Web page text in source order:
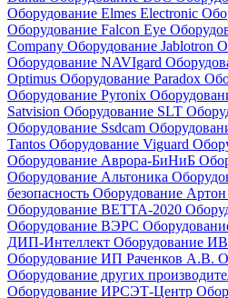
Оборудование Elmes Electronic
Оборудование Falcon Eye
Company Оборудование Jablotron
Оборудование NAVIgard
Optimus Оборудование Paradox
Оборудование Pyronix
Satvision Оборудование SLT
Оборудование Ssdcam
Tantos Оборудование Viguard
Оборудование Аврора-БиНиБ
Оборудование Альтоника
безопасность Оборудование Артон
Оборудование ВЕТТА-2020
Оборудование ВЭРС
ДИП-Интеллект Оборудование
Оборудование ИП Раченков А.В.
Оборудование других
Оборудование ИРСЭТ-Центр